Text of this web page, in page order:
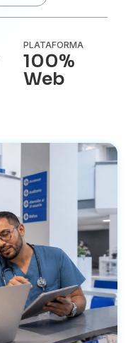
PLATAFORMA
100%
Web